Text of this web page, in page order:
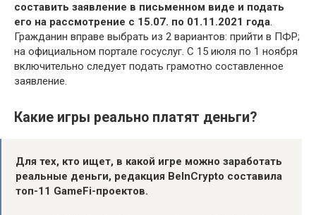
составить заявление в письменном виде и подать
его на рассмотрение с 15.07. по 01.11.2021 года.
Гражданин вправе выбрать из 2 вариантов: прийти в ПФР;
на официальном портале госуслуг. С 15 июля по 1 ноября
включительно следует подать грамотно составленное
заявление.
Какие игры реально платят деньги?
Для тех, кто ищет, в какой игре можно заработать
реальные деньги, редакция BeInCrypto составила
топ-11 GameFi-проектов.